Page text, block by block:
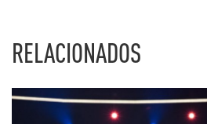
RELACIONADOS